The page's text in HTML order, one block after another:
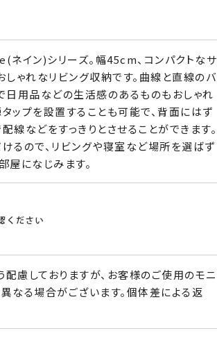
イン)シリーズ。幅45cm、コンパクトなサ
しゃれなリビング収納です。曲線と直線のバ
日用品などの生活感のあるものもおしゃれ
ップを設置することも可能で、背面にはず
などをすっきりとさせることができます。
るので、リビングや寝室など場所を選ばず
屋になじみます。
慮しておりますが、お客様のご使用のモニ
なる場合がございます。個体差による返